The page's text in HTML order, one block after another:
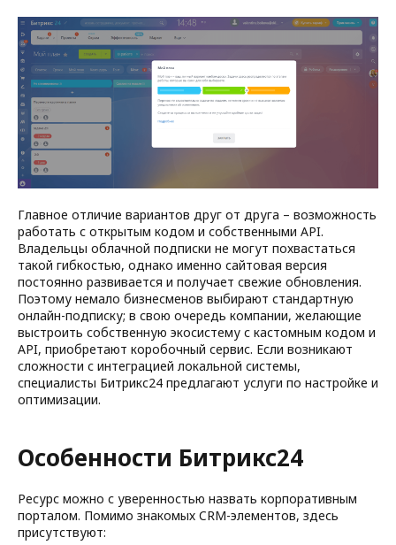
Главное отличие вариантов друг от друга – возможность
работать с открытым кодом и собственными API.
Владельцы облачной подписки не могут похвастаться
такой гибкостью, однако именно сайтовая версия
постоянно развивается и получает свежие обновления.
Поэтому немало бизнесменов выбирают стандартную
онлайн-подписку; в свою очередь компании, желающие
выстроить собственную экосистему с кастомным кодом и
API, приобретают коробочный сервис. Если возникают
сложности с интеграцией локальной системы,
специалисты Битрикс24 предлагают услуги по настройке и
оптимизации.
Особенности Битрикс24
Ресурс можно с уверенностью назвать корпоративным
порталом. Помимо знакомых CRM-элементов, здесь
присутствуют: